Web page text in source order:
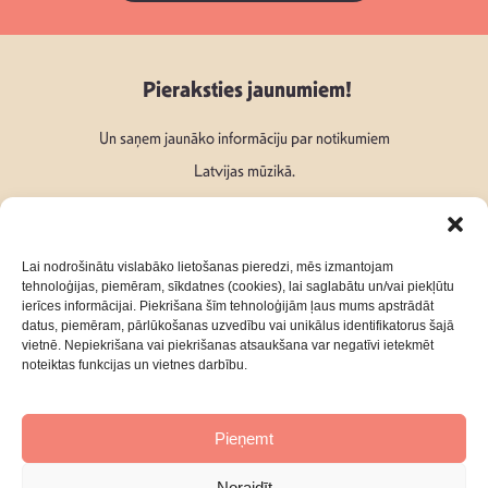
Lai nodrošinātu vislabāko lietošanas pieredzi, mēs izmantojam
tehnoloģijas, piemēram, sīkdatnes (cookies), lai saglabātu un/vai piekļūtu
ierīces informācijai. Piekrišana šīm tehnoloģijām ļaus mums apstrādāt
datus, piemēram, pārlūkošanas uzvedību vai unikālus identifikatorus šajā
vietnē. Nepiekrišana vai piekrišanas atsaukšana var negatīvi ietekmēt
noteiktas funkcijas un vietnes darbību.
Pieņemt
Pieraksties jaunumiem!
Un saņem jaunāko informāciju par notikumiem
Latvijas mūzikā.
Seko mums:
Par mumsKontakti